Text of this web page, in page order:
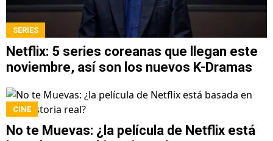
SERIES
Netflix: 5 series coreanas que llegan este
noviembre, así son los nuevos K-Dramas
CINE
No te Muevas: ¿la película de Netflix está